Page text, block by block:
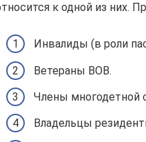
к одной из них.
Инвалиды (в роли
Ветераны ВОВ.
Члены многодетной
Владельцы